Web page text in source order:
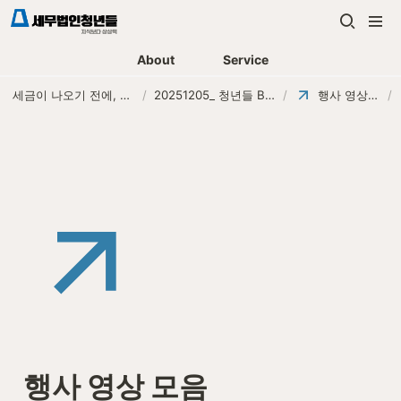
About Service
세금이 나오기 전에, 먼저 연락하는 세무법인 / 20251205_ 청년들 Break the box / 행사 영상 모음 /
행사 영상 모음